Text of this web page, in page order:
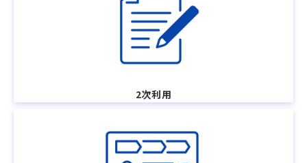
2次利用